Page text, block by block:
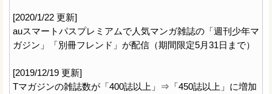
[2020/1/22 更新]
auスマートパスプレミアムで人気マンガ雑誌の「週刊少年マ
ガジン」「別冊フレンド」が配信（期間限定5月31日まで）
[2019/12/19 更新]
Tマガジンの雑誌数が「400誌以上」⇒「450誌以上」に増加